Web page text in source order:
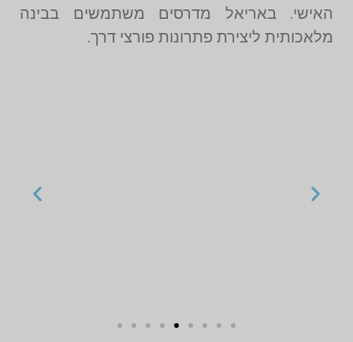
האישי. באריאל מדרסים משתמשים בבינה
מלאכותית ליצירת פתרונות פורצי דרך.